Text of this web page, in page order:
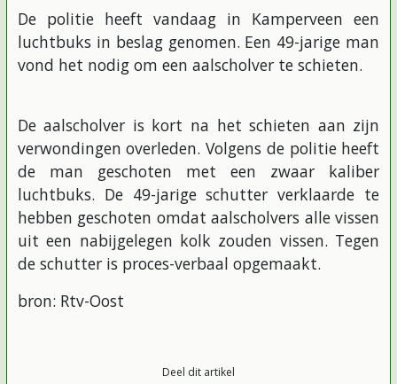
De politie heeft vandaag in Kamperveen een
luchtbuks in beslag genomen. Een 49-jarige man
vond het nodig om een aalscholver te schieten.
De aalscholver is kort na het schieten aan zijn
verwondingen overleden. Volgens de politie heeft
de man geschoten met een zwaar kaliber
luchtbuks. De 49-jarige schutter verklaarde te
hebben geschoten omdat aalscholvers alle vissen
uit een nabijgelegen kolk zouden vissen. Tegen
de schutter is proces-verbaal opgemaakt.
bron: Rtv-Oost
Deel dit artikel